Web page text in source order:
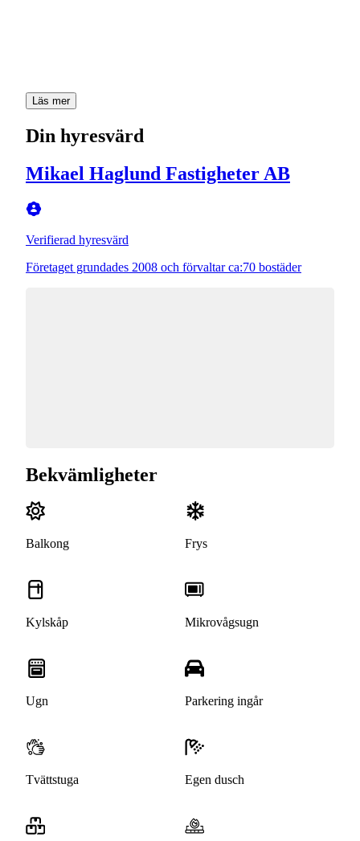
Läs mer
Din hyresvärd
Mikael Haglund Fastigheter AB
Verifierad hyresvärd
Företaget grundades 2008 och förvaltar ca:70 bostäder
Bekvämligheter
Balkong Frys
Kylskåp Mikrovågsugn
Ugn Parkering ingår
Tvättstuga Egen dusch